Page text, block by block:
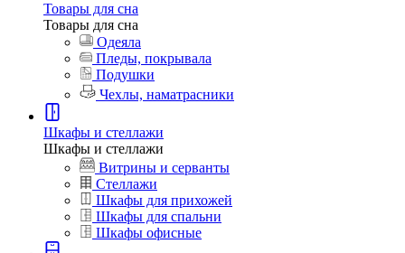
Товары для сна
Товары для сна
Одеяла
Пледы, покрывала
Подушки
Чехлы, наматрасники
Шкафы и стеллажи
Шкафы и стеллажи
Витрины и серванты
Стеллажи
Шкафы для прихожей
Шкафы для спальни
Шкафы офисные